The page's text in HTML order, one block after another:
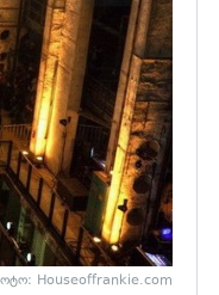
Houseoffrankie.com